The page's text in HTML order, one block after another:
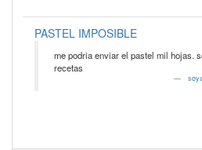
PASTEL IMPOSIBLE
me podria enviar el pastel mil hojas.
recetas